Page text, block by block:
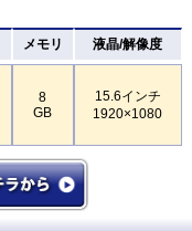
メモリ 液晶/解像度
8
GB
15.6インチ
1920×1080